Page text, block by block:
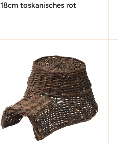
18cm toskanisches rot